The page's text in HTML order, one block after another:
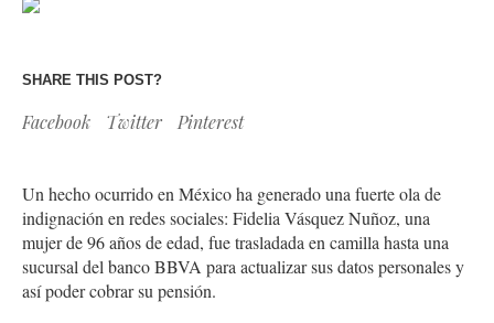
SHARE THIS POST?
Facebook Twitter Pinterest
Un hecho ocurrido en México ha generado una fuerte ola de
indignación en redes sociales: Fidelia Vásquez Nuñoz, una
mujer de 96 años de edad, fue trasladada en camilla hasta una
sucursal del banco BBVA para actualizar sus datos personales y
así poder cobrar su pensión.